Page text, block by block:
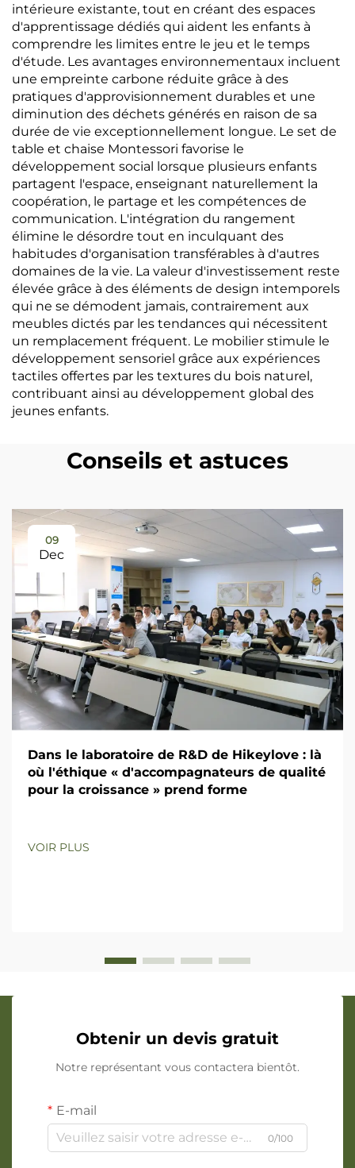
intérieure existante, tout en créant des espaces
d'apprentissage dédiés qui aident les enfants à
comprendre les limites entre le jeu et le temps
d'étude. Les avantages environnementaux incluent
une empreinte carbone réduite grâce à des
pratiques d'approvisionnement durables et une
diminution des déchets générés en raison de sa
durée de vie exceptionnellement longue. Le set de
table et chaise Montessori favorise le
développement social lorsque plusieurs enfants
partagent l'espace, enseignant naturellement la
coopération, le partage et les compétences de
communication. L'intégration du rangement
élimine le désordre tout en inculquant des
habitudes d'organisation transférables à d'autres
domaines de la vie. La valeur d'investissement reste
élevée grâce à des éléments de design intemporels
qui ne se démodent jamais, contrairement aux
meubles dictés par les tendances qui nécessitent
un remplacement fréquent. Le mobilier stimule le
développement sensoriel grâce aux expériences
tactiles offertes par les textures du bois naturel,
contribuant ainsi au développement global des
jeunes enfants.
Conseils et astuces
09
Dec
Dans le laboratoire de R&D de Hikeylove : là
où l'éthique « d'accompagnateurs de qualité
pour la croissance » prend forme
VOIR PLUS
Obtenir un devis gratuit
Notre représentant vous contactera bientôt.
E-mail
0/100